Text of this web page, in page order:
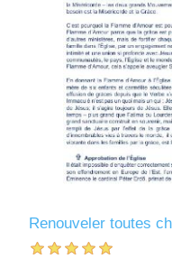
Renouveler toutes